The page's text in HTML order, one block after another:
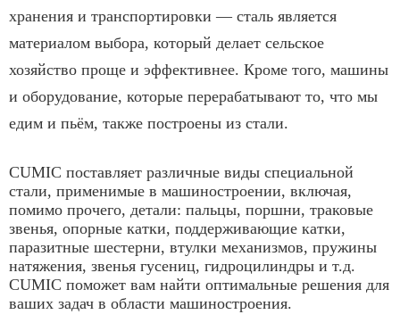
хранения и транспортировки — сталь является
материалом выбора, который делает сельское
хозяйство проще и эффективнее. Кроме того, машины
и оборудование, которые перерабатывают то, что мы
едим и пьём, также построены из стали.
CUMIC поставляет различные виды специальной
стали, применимые в машиностроении, включая,
помимо прочего, детали: пальцы, поршни, траковые
звенья, опорные катки, поддерживающие катки,
паразитные шестерни, втулки механизмов, пружины
натяжения, звенья гусениц, гидроцилиндры и т.д.
CUMIC поможет вам найти оптимальные решения для
ваших задач в области машиностроения.